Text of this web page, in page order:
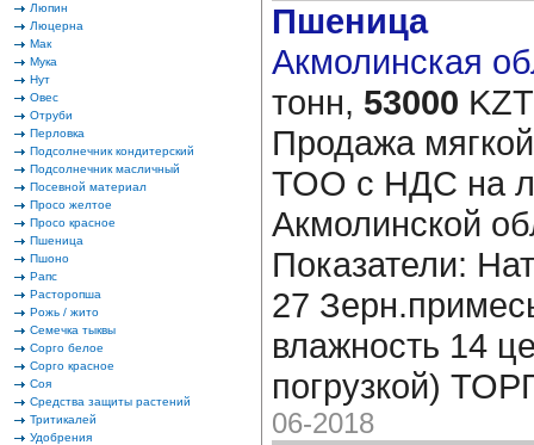
Люпин
Люцерна
Мак
Мука
Нут
Овес
Отруби
Перловка
Подсолнечник кондитерский
Подсолнечник масличный
Посевной материал
Просо желтое
Просо красное
Пшеница
Пшоно
Рапс
Расторопша
Рожь / жито
Семечка тыквы
Сорго белое
Сорго красное
Соя
Средства защиты растений
Тритикалей
Удобрения
Пшеница
Акмолинская
тонн, 53000
Продажа
ТОО с НДС на
Акмолинской
Показатели:
27
влажность 14
погрузкой)
06-2018